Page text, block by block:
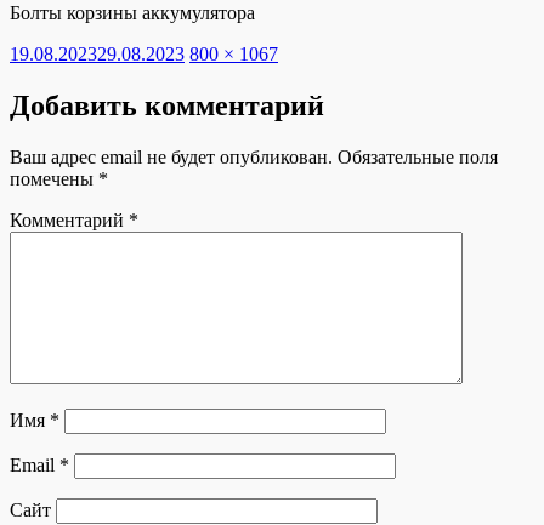
Болты корзины аккумулятора
Опубликовано
19.08.202329.08.2023 Полный
800 × 1067
Добавить комментарий
Ваш адрес email не будет опубликован. Обязательные поля
помечены *
Комментарий *
Имя *
Email *
Сайт